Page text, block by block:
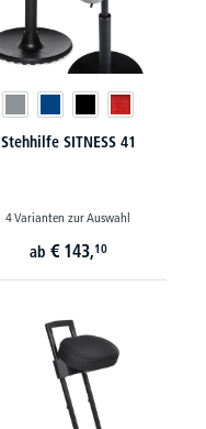
Stehhilfe SITNESS 41
4 Varianten zur Auswahl
ab € 143,10